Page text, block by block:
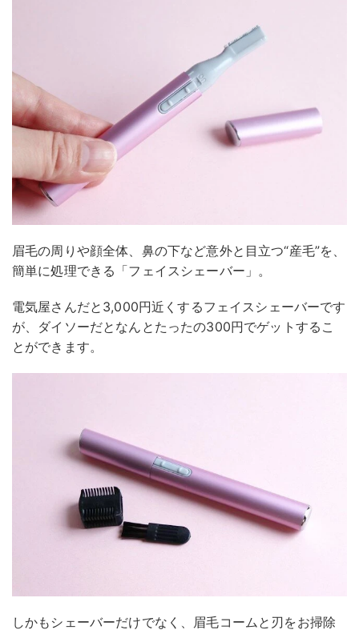
眉毛の周りや顔全体、鼻の下など意外と目立つ“産毛”を、
簡単に処理できる「フェイスシェーバー」。
電気屋さんだと3,000円近くするフェイスシェーバーです
が、ダイソーだとなんとたったの300円でゲットするこ
とができます。
しかもシェーバーだけでなく、眉毛コームと刃をお掃除